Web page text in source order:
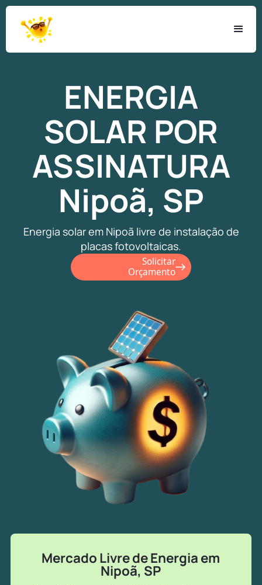
ENERGIA
SOLAR POR
ASSINATURA
Nipoã, SP
Energia solar em Nipoã livre de instalação de
placas fotovoltaicas.
Solicitar
Orçamento
Mercado Livre de Energia em
Nipoã, SP